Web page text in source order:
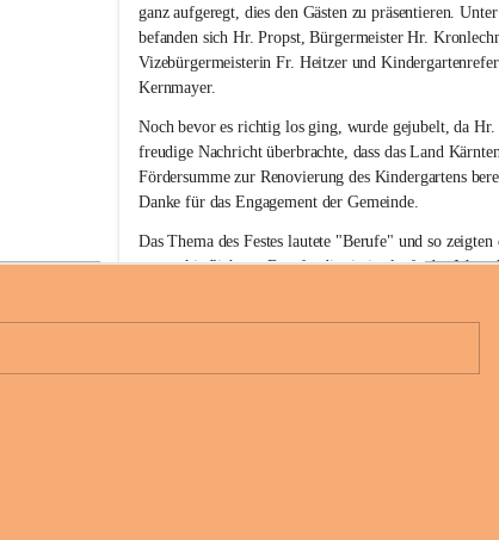
r
k
i
n
d
e
r
g
a
r
e
n
s
ganz aufgeregt, dies den Gästen zu präsentieren.
befanden sich Hr. Propst, Bürgermeister Hr.
Vizebürgermeisterin Fr. Heitzer und
Kernmayer.
Noch bevor es richtig los ging, wurde gejubelt, da
freudige Nachricht überbrachte, dass das Land
Fördersumme zur Renovierung des Kindergartens
Danke für das Engagement der Gemeinde.
Das Thema des Festes lautete "Berufe" und so
unterschiedlichsten Berufe, die sie im laufe des